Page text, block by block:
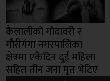
कैलालीको गोदावरी र
गौरीगंगा नगरपालिका
क्षेत्रमा एकैदिन दुई महिला
सहित तीन जना मृत भेटिए